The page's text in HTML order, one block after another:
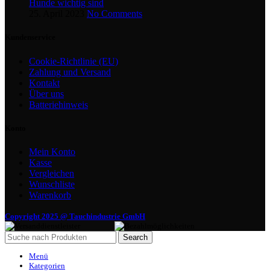
Hunde wichtig sind
No Comments
Cookie-Richtlinie (EU)
Zahlung und Versand
Kontakt
Über uns
Batteriehinweis
Mein Konto
Kasse
Vergleichen
Wunschliste
Warenkorb
Copyright 2025 @ Tauchindustrie GmbH
Search
Menü
Kategorien